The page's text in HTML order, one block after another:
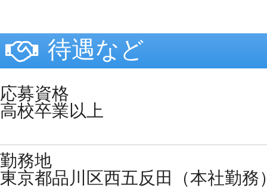
待遇など
応募資格
高校卒業以上
勤務地
東京都品川区西五反田（本社勤務